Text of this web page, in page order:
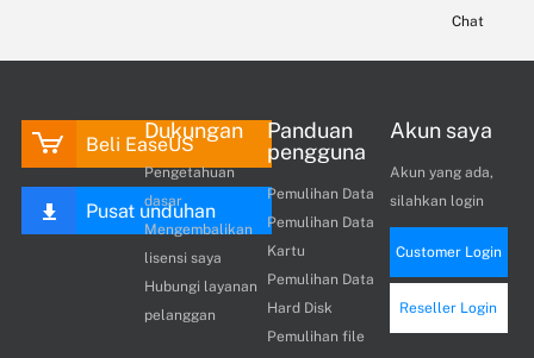
Chat
Beli EaseUS
Pusat unduhan
Dukungan
Pengetahuan
dasar
Mengembalikan
lisensi saya
Hubungi layanan
pelanggan
Panduan
pengguna
Pemulihan Data
Pemulihan Data
Kartu
Pemulihan Data
Hard Disk
Pemulihan file
Akun saya
Akun yang ada,
silahkan login
Customer Login
Reseller Login